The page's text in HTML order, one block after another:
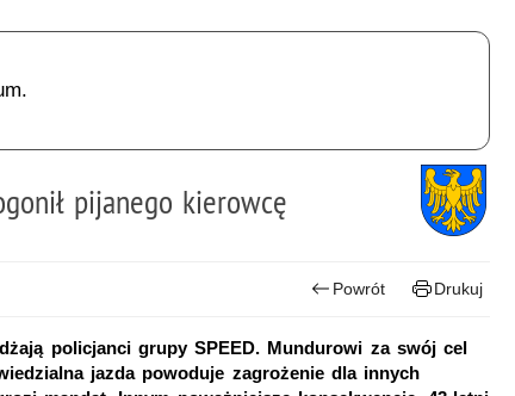
pijanego kierowcę
Powrót Drukuj
policjanci grupy SPEED. Mundurowi za swój cel
jazda powoduje zagrożenie dla innych